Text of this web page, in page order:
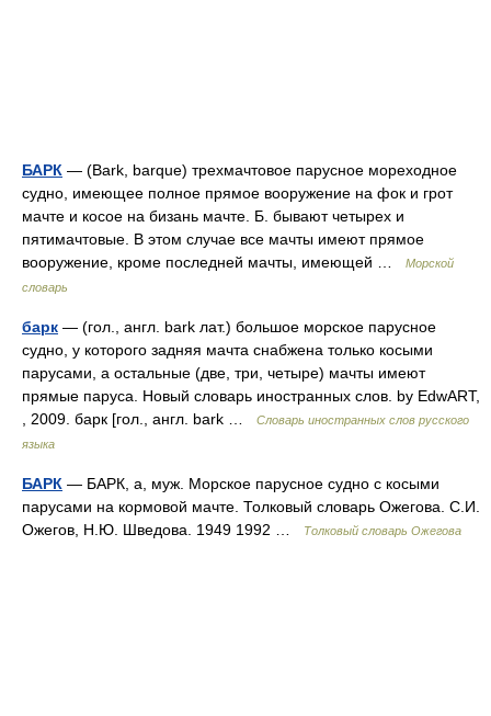
БАРК — (Bark, barque) трехмачтовое парусное мореходное
судно, имеющее полное прямое вооружение на фок и грот
мачте и косое на бизань мачте. Б. бывают четырех и
пятимачтовые. В этом случае все мачты имеют прямое
вооружение, кроме последней мачты, имеющей …
Морской
словарь
барк — (гол., англ. bark лат.) большое морское парусное
судно, у которого задняя мачта снабжена только косыми
парусами, а остальные (две, три, четыре) мачты имеют
прямые паруса. Новый словарь иностранных слов. by EdwART,
, 2009. барк [гол., англ. bark …
Словарь иностранных слов русского
языка
БАРК — БАРК, а, муж. Морское парусное судно с косыми
парусами на кормовой мачте. Толковый словарь Ожегова. С.И.
Ожегов, Н.Ю. Шведова. 1949 1992 …
Толковый словарь Ожегова